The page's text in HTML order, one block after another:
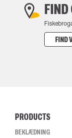
FIND
FIND
PRODUCTS
BEKLÆDNING